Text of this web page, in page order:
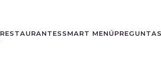
RESTAURANTES SMART MENÚ